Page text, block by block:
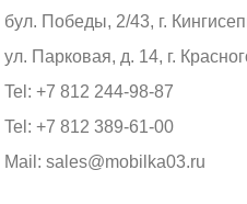
бул. Победы, 2/43, г.
ул. Парковая, д. 14, г.
Tel: +7 812 244-98-87
Tel: +7 812 389-61-00
Mail: sales@mobilka03.ru